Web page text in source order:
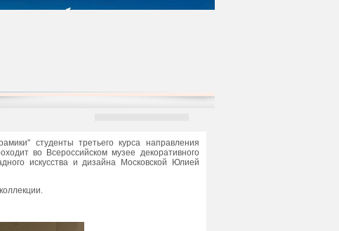
студенты третьего курса направления
во Всероссийском музее декоративного
искусства и дизайна Московской Юлией